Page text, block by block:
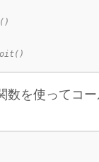
数を使ってコ